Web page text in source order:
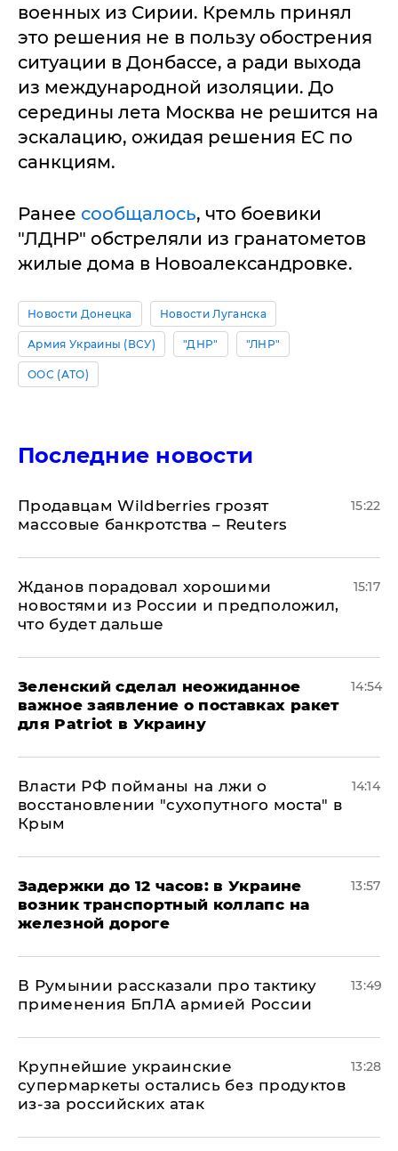
военных из Сирии. Кремль принял
это решения не в пользу обострения
ситуации в Донбассе, а ради выхода
из международной изоляции. До
середины лета Москва не решится на
эскалацию, ожидая решения ЕС по
санкциям.
Ранее сообщалось, что боевики
"ЛДНР" обстреляли из гранатометов
жилые дома в Новоалександровке.
Новости Донецка Новости Луганска
Армия Украины (ВСУ) "ДНР" "ЛНР"
ООС (АТО)
Последние новости
Продавцам Wildberries грозят
массовые банкротства – Reuters
15:22
Жданов порадовал хорошими
новостями из России и предположил,
что будет дальше
15:17
Зеленский сделал неожиданное
важное заявление о поставках ракет
для Patriot в Украину
14:54
Власти РФ пойманы на лжи о
восстановлении "сухопутного моста" в
Крым
14:14
Задержки до 12 часов: в Украине
возник транспортный коллапс на
железной дороге
13:57
В Румынии рассказали про тактику
применения БпЛА армией России
13:49
Крупнейшие украинские
супермаркеты остались без продуктов
из-за российских атак
13:28